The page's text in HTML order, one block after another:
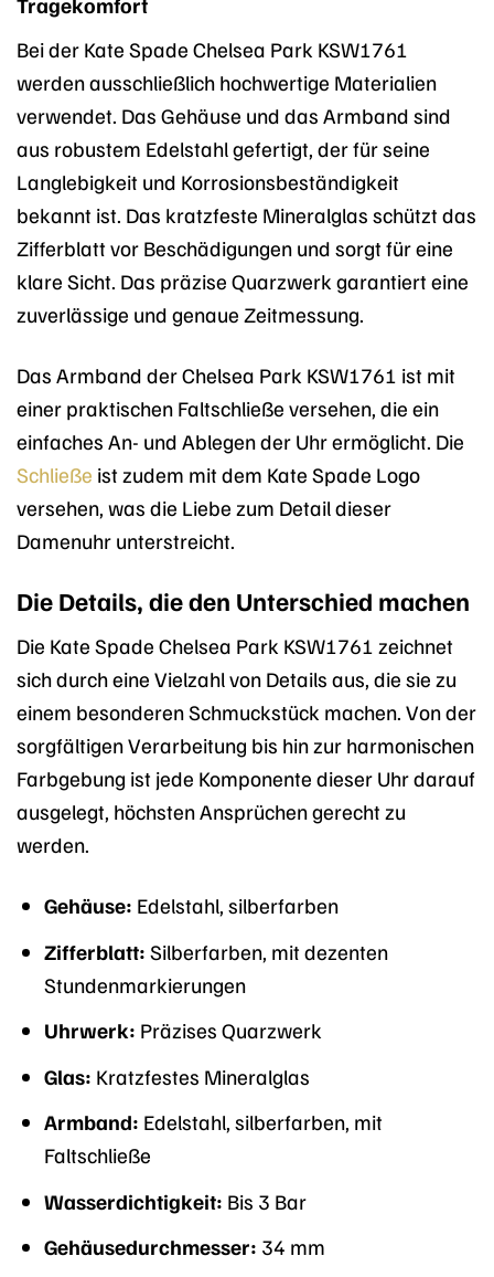
Bei der Kate Spade Chelsea Park KSW1761
werden ausschließlich hochwertige Materialien
verwendet. Das Gehäuse und das Armband sind
aus robustem Edelstahl gefertigt, der für seine
Langlebigkeit und Korrosionsbeständigkeit
bekannt ist. Das kratzfeste Mineralglas schützt das
Zifferblatt vor Beschädigungen und sorgt für eine
klare Sicht. Das präzise Quarzwerk garantiert eine
zuverlässige und genaue Zeitmessung.
Das Armband der Chelsea Park KSW1761 ist mit
einer praktischen Faltschließe versehen, die ein
einfaches An- und Ablegen der Uhr ermöglicht. Die
Schließe ist zudem mit dem Kate Spade Logo
versehen, was die Liebe zum Detail dieser
Damenuhr unterstreicht.
Die Details, die den Unterschied machen
Die Kate Spade Chelsea Park KSW1761 zeichnet
sich durch eine Vielzahl von Details aus, die sie zu
einem besonderen Schmuckstück machen. Von der
sorgfältigen Verarbeitung bis hin zur harmonischen
Farbgebung ist jede Komponente dieser Uhr darauf
ausgelegt, höchsten Ansprüchen gerecht zu
werden.
Gehäuse: Edelstahl, silberfarben
Zifferblatt: Silberfarben, mit dezenten
Stundenmarkierungen
Uhrwerk: Präzises Quarzwerk
Glas: Kratzfestes Mineralglas
Armband: Edelstahl, silberfarben, mit
Faltschließe
Wasserdichtigkeit: Bis 3 Bar
Gehäusedurchmesser: 34 mm